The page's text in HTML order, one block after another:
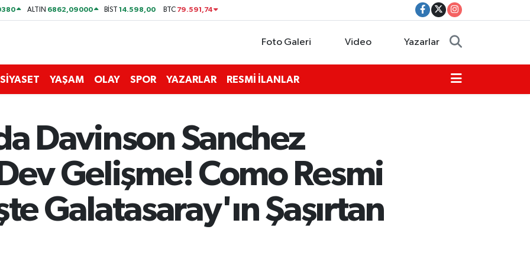
ALTIN 6862,09000 BİST14.598,00 BTC 79.591,74
Foto Galeri Video Yazarlar
SİYASET YAŞAM OLAY SPOR YAZARLAR RESMİ İLANLAR
Davinson Sanchez
Gelişme! Como Resmi
Galatasaray'ın Şaşırtan